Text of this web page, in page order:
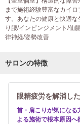
まで施術経験豊富なカイ
す。あなたの健康と快適
り腰/インピンジメント/仙
律神経/姿勢改善
サロンの特徴
眼精疲労を解消し
首・肩こりが気にな
よる施術で根本原因へ